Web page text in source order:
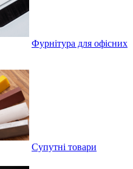
Фурнітура для офісних
Супутні товари